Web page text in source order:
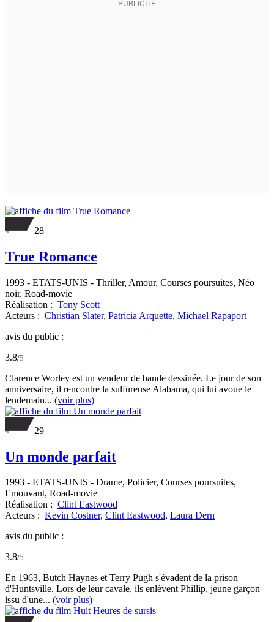
28
True Romance
1993 - ETATS-UNIS - Thriller, Amour, Courses poursuites, Néo
noir, Road-movie
Réalisation : Tony Scott
Acteurs : Christian Slater, Patricia Arquette, Michael Rapaport
avis du public :
3.8/5
Clarence Worley est un vendeur de bande dessinée. Le jour de son
anniversaire, il rencontre la sulfureuse Alabama, qui lui avoue le
lendemain... (voir plus)
29
Un monde parfait
1993 - ETATS-UNIS - Drame, Policier, Courses poursuites,
Emouvant, Road-movie
Réalisation : Clint Eastwood
Acteurs : Kevin Costner, Clint Eastwood, Laura Dern
avis du public :
3.8/5
En 1963, Butch Haynes et Terry Pugh s'évadent de la prison
d'Huntsville. Lors de leur cavale, ils enlèvent Phillip, jeune garçon
issu d'une... (voir plus)